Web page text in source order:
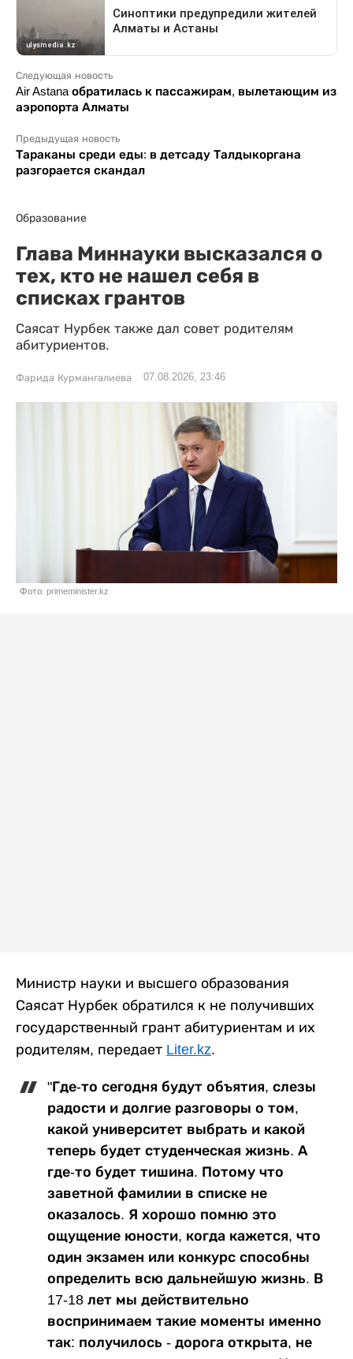
Следующая новость
Air Astana обратилась к пассажирам, вылетающим из
аэропорта Алматы
Предыдущая новость
Тараканы среди еды: в детсаду Талдыкоргана
разгорается скандал
Образование
Глава Миннауки высказался о
тех, кто не нашел себя в
списках грантов
Саясат Нурбек также дал совет родителям
абитуриентов.
Фарида Курмангалиева 07.08.2026, 23:46
Фото: primeminister.kz
Министр науки и высшего образования
Саясат Нурбек обратился к не получивших
государственный грант абитуриентам и их
родителям, передает Liter.kz.
"Где-то сегодня будут объятия, слезы
радости и долгие разговоры о том,
какой университет выбрать и какой
теперь будет студенческая жизнь. А
где-то будет тишина. Потому что
заветной фамилии в списке не
оказалось. Я хорошо помню это
ощущение юности, когда кажется, что
один экзамен или конкурс способны
определить всю дальнейшую жизнь. В
17-18 лет мы действительно
воспринимаем такие моменты именно
так: получилось - дорога открыта, не